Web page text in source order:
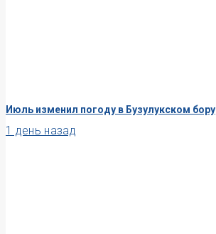
Июль изменил погоду в Бузулукском бору
1 день назад